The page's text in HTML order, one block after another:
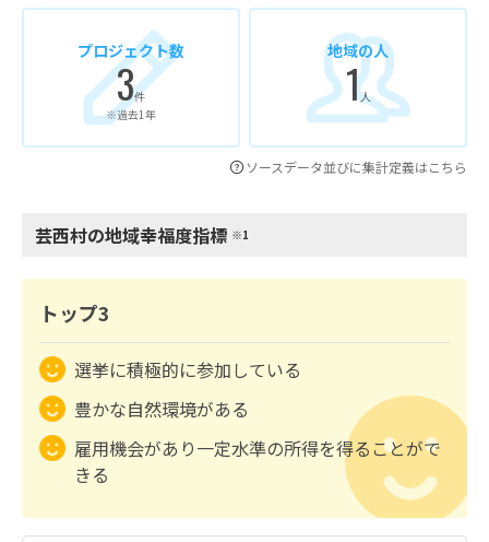
プロジェクト数
3件
※過去1年
地域の人
1人
ソースデータ並びに集計定義はこちら
芸西村の地域幸福度指標 ※1
トップ3
選挙に積極的に参加している
豊かな自然環境がある
雇用機会があり一定水準の所得を得ることがで
きる